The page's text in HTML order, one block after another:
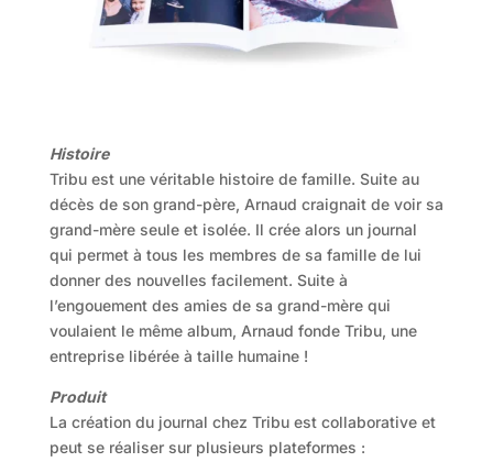
Histoire
Tribu est une véritable histoire de famille. Suite au
décès de son grand-père, Arnaud craignait de voir sa
grand-mère seule et isolée. Il crée alors un journal
qui permet à tous les membres de sa famille de lui
donner des nouvelles facilement. Suite à
l’engouement des amies de sa grand-mère qui
voulaient le même album, Arnaud fonde Tribu, une
entreprise libérée à taille humaine !
Produit
La création du journal chez Tribu est collaborative et
peut se réaliser sur plusieurs plateformes :